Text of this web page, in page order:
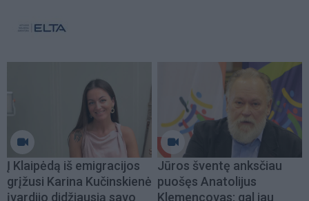
Į Klaipėdą iš emigracijos
grįžusi Karina Kučinskienė
įvardijo didžiausią savo
Jūros šventę anksčiau
puošęs Anatolijus
Klemencovas: gal jau